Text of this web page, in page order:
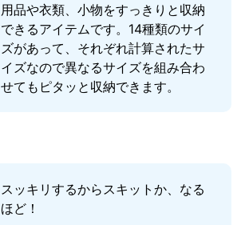
用品や衣類、小物をすっきりと収納
できるアイテムです。14種類のサイ
ズがあって、それぞれ計算されたサ
イズなので異なるサイズを組み合わ
せてもピタッと収納できます。
スッキリするからスキットか、なる
ほど！